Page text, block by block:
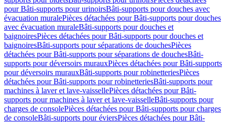
pour Bâti-supports pour urinoirsBâti-supports pour douches avec
évacuation muralePièces détachées pour Bâti-supports pour douches
avec évacuation muraleBâti-supports pour douches et
baignoiresPièces détachées pour Bâti-supports pour douches et
baignoiresBâti-supports pour séparations de douchesPièces
détachées pour Bâti-supports pour séparations de douchesBâti-
supports pour déversoirs murauxPièces détachées pour Bâti-supports
pour déversoirs murauxBâti-supports pour robinetteriesPièces
détachées pour Bâti-supports pour robinetteriesBâti-supports pour
machines à laver et lave-vaissellePièces détachées pour Bâti-
supports pour machines à laver et lave-vaisselleBâti-supports pour
charges de consolePièces détachées pour Bâti-supports pour charges
de consoleBâti-supports pour éviersPièces détachées pour Bâti-